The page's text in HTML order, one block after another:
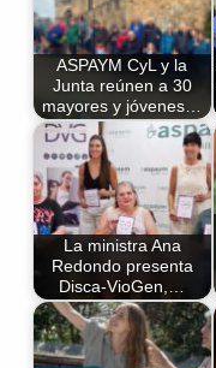
ASPAYM CyL y la
Junta reúnen a 30
mayores y jóvenes…
La ministra Ana
Redondo presenta
Disca-VioGen,…